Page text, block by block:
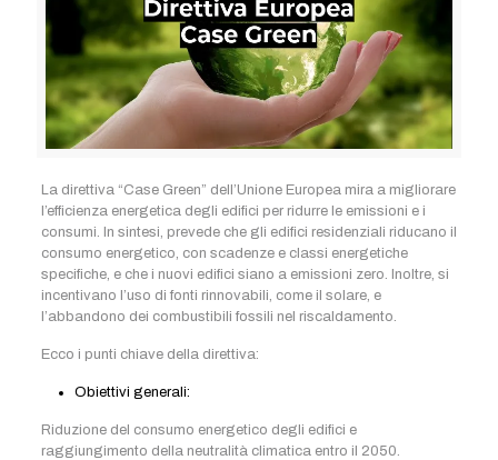
La direttiva “Case Green” dell’Unione Europea mira a migliorare
l’efficienza energetica degli edifici per ridurre le emissioni e i
consumi. In sintesi, prevede che gli edifici residenziali riducano il
consumo energetico, con scadenze e classi energetiche
specifiche, e che i nuovi edifici siano a emissioni zero. Inoltre, si
incentivano l’uso di fonti rinnovabili, come il solare, e
l’abbandono dei combustibili fossili nel riscaldamento.
Ecco i punti chiave della direttiva:
Obiettivi generali:
Riduzione del consumo energetico degli edifici e
raggiungimento della neutralità climatica entro il 2050.